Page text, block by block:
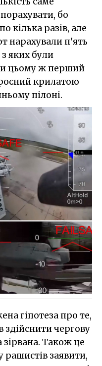
бо
кілька разів, але
нарахували п'ять
яких були
цьому ж перший
крилатою
пілоні.
гіпотеза про те,
здійснити чергову
зірвана. Також це
рашистів заявити,